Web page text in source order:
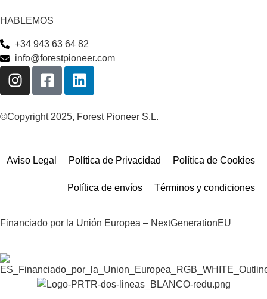
HABLEMOS
+34 943 63 64 82
info@forestpioneer.com
©Copyright 2025, Forest Pioneer S.L.
Aviso Legal Política de Privacidad Política de Cookies
Política de envíos Términos y condiciones
Financiado por la Unión Europea – NextGenerationEU